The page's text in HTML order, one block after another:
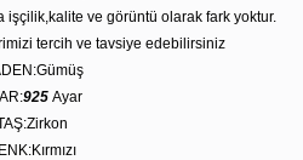
işçilik,kalite ve görüntü olarak fark yoktur.
tercih ve tavsiye edebilirsiniz
925 Ayar